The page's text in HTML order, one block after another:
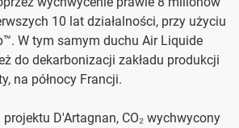
10 lat działalności, przy użyciu
W tym samym duchu Air Liquide
do dekarbonizacji zakładu produkcji
na północy Francji.
D'Artagnan, CO₂ wychwycony